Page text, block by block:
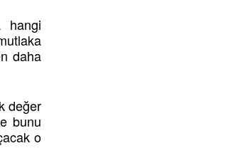
hangi
daha
değer
bunu
o